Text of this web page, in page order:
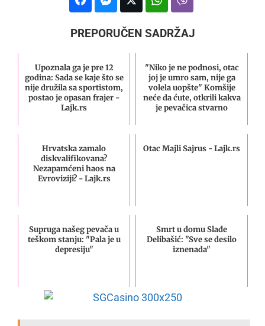
PREPORUČEN SADRŽAJ
Upoznala ga je pre 12
godina: Sada se kaje što se
nije družila sa sportistom,
postao je opasan frajer -
Lajk.rs
"Niko je ne podnosi, otac
joj je umro sam, nije ga
volela uopšte" Komšije
neće da ćute, otkrili kakva
je pevačica stvarno
Hrvatska zamalo
diskvalifikovana?
Nezapamćeni haos na
Evroviziji? - Lajk.rs
Otac Majli Sajrus - Lajk.rs
Supruga našeg pevača u
teškom stanju: "Pala je u
depresiju"
Smrt u domu Slađe
Delibašić: "Sve se desilo
iznenada"